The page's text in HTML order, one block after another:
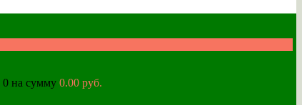
0 на сумму 0.00 руб.